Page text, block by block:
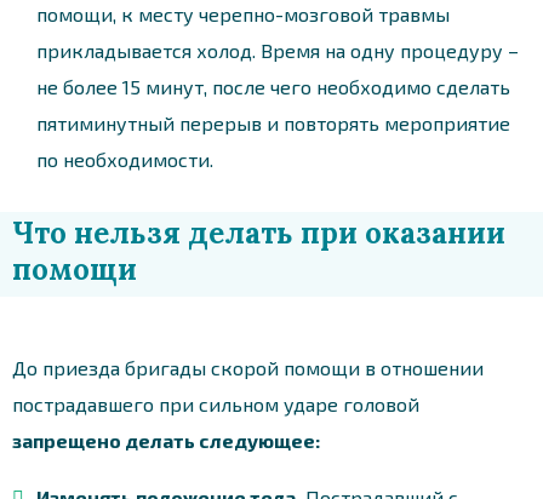
помощи, к месту черепно-мозговой травмы
прикладывается холод. Время на одну процедуру –
не более 15 минут, после чего необходимо сделать
пятиминутный перерыв и повторять мероприятие
по необходимости.
Что нельзя делать при оказании
помощи
До приезда бригады скорой помощи в отношении
пострадавшего при сильном ударе головой
запрещено делать следующее: